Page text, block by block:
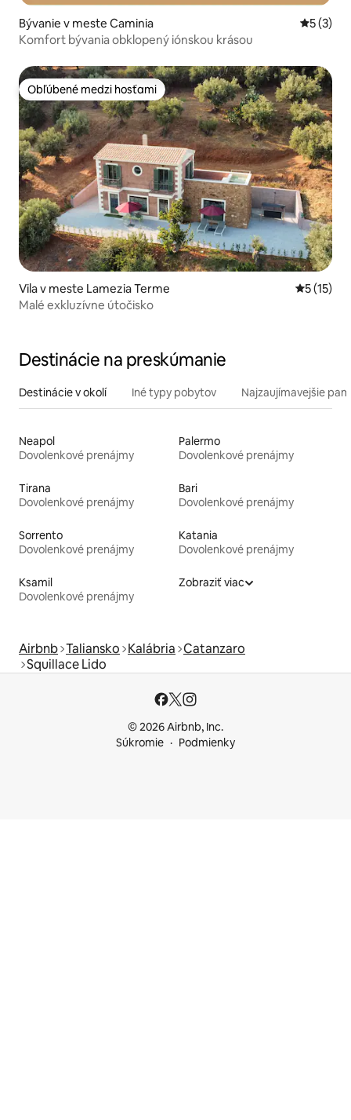
Bývanie v meste Caminia
5 (3)
Komfort bývania obklopený iónskou krásou
Obľúbené medzi hosťami
Obľúbené medzi hosťami
Vila v meste Lamezia Terme
5 (15)
Malé exkluzívne útočisko
Destinácie na preskúmanie
Destinácie v okolí Iné typy pobytov Najzaujímavejšie
Neapol
Dovolenkové prenájmy
Palermo
Dovolenkové prenájmy
Tirana
Dovolenkové prenájmy
Bari
Dovolenkové prenájmy
Sorrento
Dovolenkové prenájmy
Katania
Dovolenkové prenájmy
Ksamil
Dovolenkové prenájmy
Zobraziť viac
Airbnb Taliansko Kalábria Catanzaro
Squillace Lido
© 2026 Airbnb, Inc.
Súkromie
Podmienky